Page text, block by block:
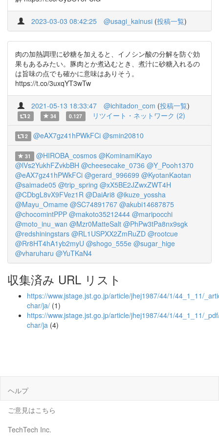
2023-03-03 08:42:25 @usagi_kainusi (投稿一覧)
肉の加熱調理に砂糖を加えると、イノシン酸の分解を防ぐ効
果もあるみたい。豚肉とか煮込むとき、煮汁に砂糖入れるの
は旨味の点でも確かに意味はありそう。
https://t.co/3uxqYT3wTw
2021-05-13 18:33:47 @ichitadon_com (投稿一覧)
2 34 0.127 リツイート・ネットワーク (2)
2 @eAX7gz41hPWkFCi @smin20810
31 @HIROBA_cosmos @KominamiKayo
@lVs2YukhFZvkbBH @cheesecake_0736 @Y_Pooh1370
@eAX7gz41hPWkFCi @gerard_996699 @KyotanKaotan
@saimade05 @trip_spring @xX5BE2JZwxZWT4H
@CDbgL8vX9FVez1R @DaiAri8 @ikuze_yossha
@Mayu_Omame @SC74891767 @akubi14687875
@chocomintPPP @makoto35212444 @maripocchi
@moto_inu_wan @Mzr0MatteSalt @PhPw3tPa8nx9sgk
@redshiningstars @RL1USPXX2ZmRuZD @rootcue
@Rr8HT4hA1yb2myU @shogo_555e @sugar_hige
@vharuharu @YuTKaN4
収集済み URL リスト
https://www.jstage.jst.go.jp/article/jhej1987/44/1/44_1_11/
char/ja/ (1)
https://www.jstage.jst.go.jp/article/jhej1987/44/1/44_1_11/
char/ja (4)
ヘルプ
ご意見はこちら
TechTech Inc.